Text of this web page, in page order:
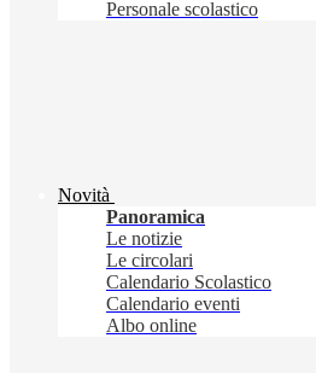
Personale scolastico
Novità
Panoramica
Le notizie
Le circolari
Calendario Scolastico
Calendario eventi
Albo online